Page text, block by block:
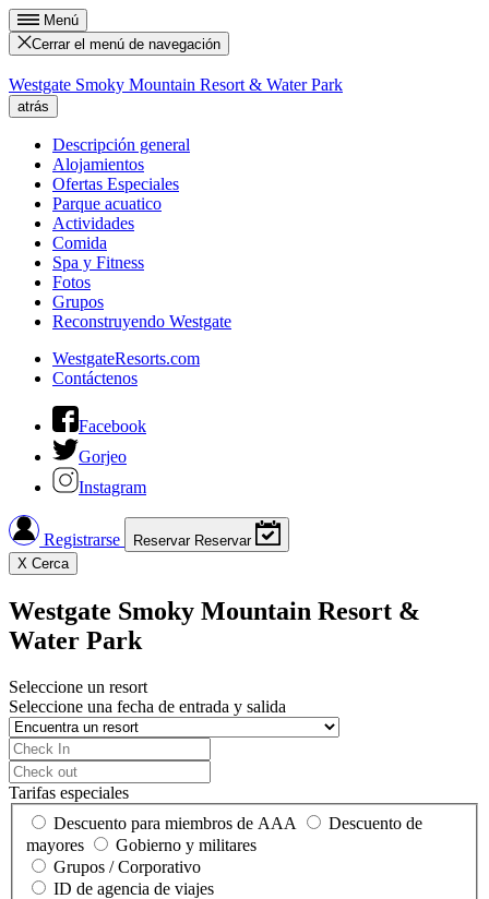
Menú
Cerrar el menú de navegación
Westgate Smoky Mountain Resort & Water Park
atrás
Descripción general
Alojamientos
Ofertas Especiales
Parque acuatico
Actividades
Comida
Spa y Fitness
Fotos
Grupos
Reconstruyendo Westgate
WestgateResorts.com
Contáctenos
Facebook
Gorjeo
Instagram
Registrarse Reservar Reservar
X Cerca
Westgate Smoky Mountain Resort &
Water Park
Seleccione un resort
Seleccione una fecha de entrada y salida
Tarifas especiales
Descuento para miembros de AAA
Descuento de
mayores
Gobierno y militares
Grupos / Corporativo
ID de agencia de viajes